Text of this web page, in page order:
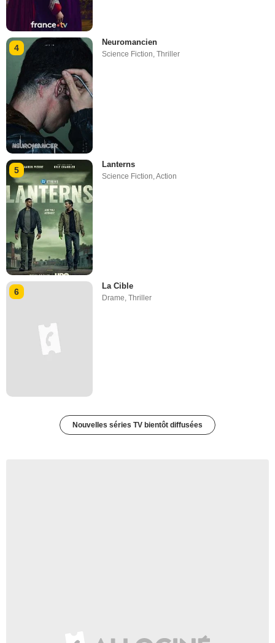
4
Neuromancien
Science Fiction,Thriller
5
Lanterns
Science Fiction ,Action
6
La Cible
Drame,Thriller
Nouvelles séries TV bientôt diffusées